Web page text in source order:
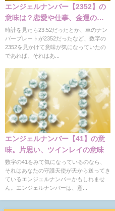
エンジェルナンバー【2352】の
意味は？恋愛や仕事、金運の意
味
時計を見たら23:52だったとか、車のナン
バープレートが2352だったなど、数字の
2352を見かけて意味が気になっていたの
であれば、それはあ...
エンジェルナンバー【41】の意
味。片思い、ツインレイの意味
数字の41をみて気になっているのなら、
それはあなたの守護天使が天から送ってき
ているエンジェルナンバーかもしれませ
ん。エンジェルナンバーは、意...